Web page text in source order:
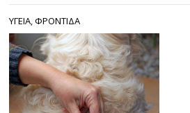
ΥΓΕΙΑ,ΦΡΟΝΤΙΔΑ